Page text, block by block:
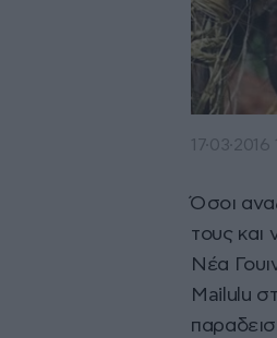
17·03·2016
Όσοι
τους και
Νέα
Mailulu